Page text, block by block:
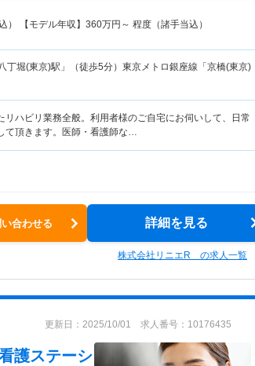
） 【モデル年収】 360万円～ 程度（諸手当込）
丁堀(東京)駅」（徒歩5分）東京メトロ銀座線「京橋(東京)
ハビリ業務全般。利用者様のご自宅にお伺いして、日常
て頂きます。医師・看護師な…
合わせる 詳細を見る
株式会社リニエR の求人一覧
更新日：2025/10/01 求人番号：10176435
護ステーシ